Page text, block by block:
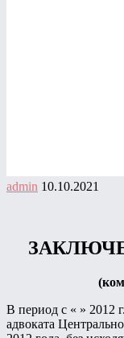
admin 10.10.2021
В период с « » 2012
адвоката